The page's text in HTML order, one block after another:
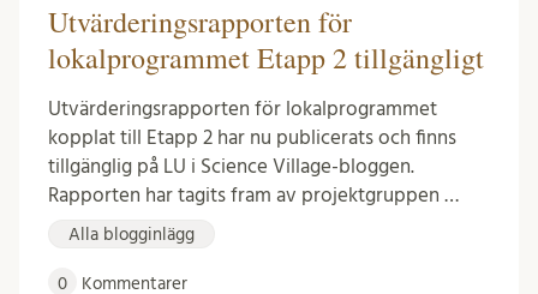
Utvärderingsrapporten för
lokalprogrammet Etapp 2 tillgängligt
Utvärderingsrapporten för lokalprogrammet
kopplat till Etapp 2 har nu publicerats och finns
tillgänglig på LU i Science Village-bloggen.
Rapporten har tagits fram av projektgruppen …
Alla blogginlägg
0 Kommentarer